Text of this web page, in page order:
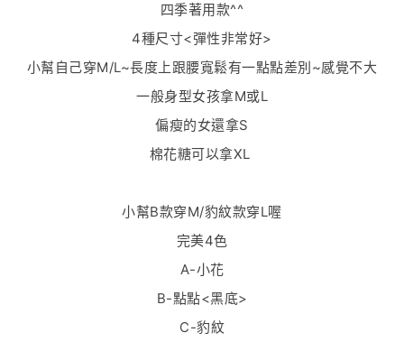
四季著用款^^
4種尺寸<彈性非常好>
小幫自己穿M/L~長度上跟腰寬鬆有一點點差別~感覺不大
一般身型女孩拿M或L
偏瘦的女還拿S
棉花糖可以拿XL
小幫B款穿M/豹紋款穿L喔
完美4色
A-小花
B-點點<黑底>
C-豹紋